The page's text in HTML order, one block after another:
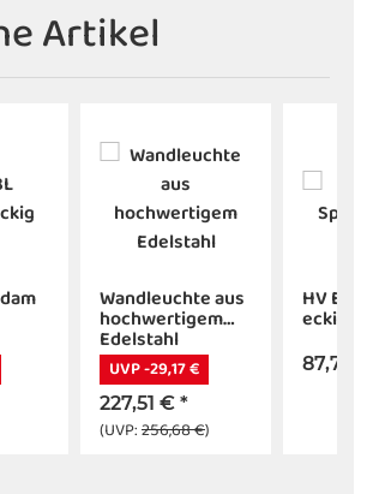
Artikel
Wandleuchte aus
hochwertigem
Edelstahl
UVP -29,17 €
227,51 € *
(UVP:256,68 €)
HV EBL
eckig
87,70